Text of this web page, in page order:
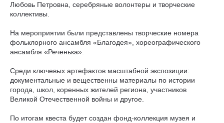
Любовь Петровна, серебряные волонтеры и творческие
коллективы.
На мероприятии были представлены творческие номера
фольклорного ансамбля «Благодея», хореографического
ансамбля «Реченька».
Среди ключевых артефактов масштабной экспозиции:
документальные и вещественны материалы по истории
города, школ, коренных жителей региона, участников
Великой Отечественной войны и другое.
По итогам квеста будет создан фонд-коллекция музея и